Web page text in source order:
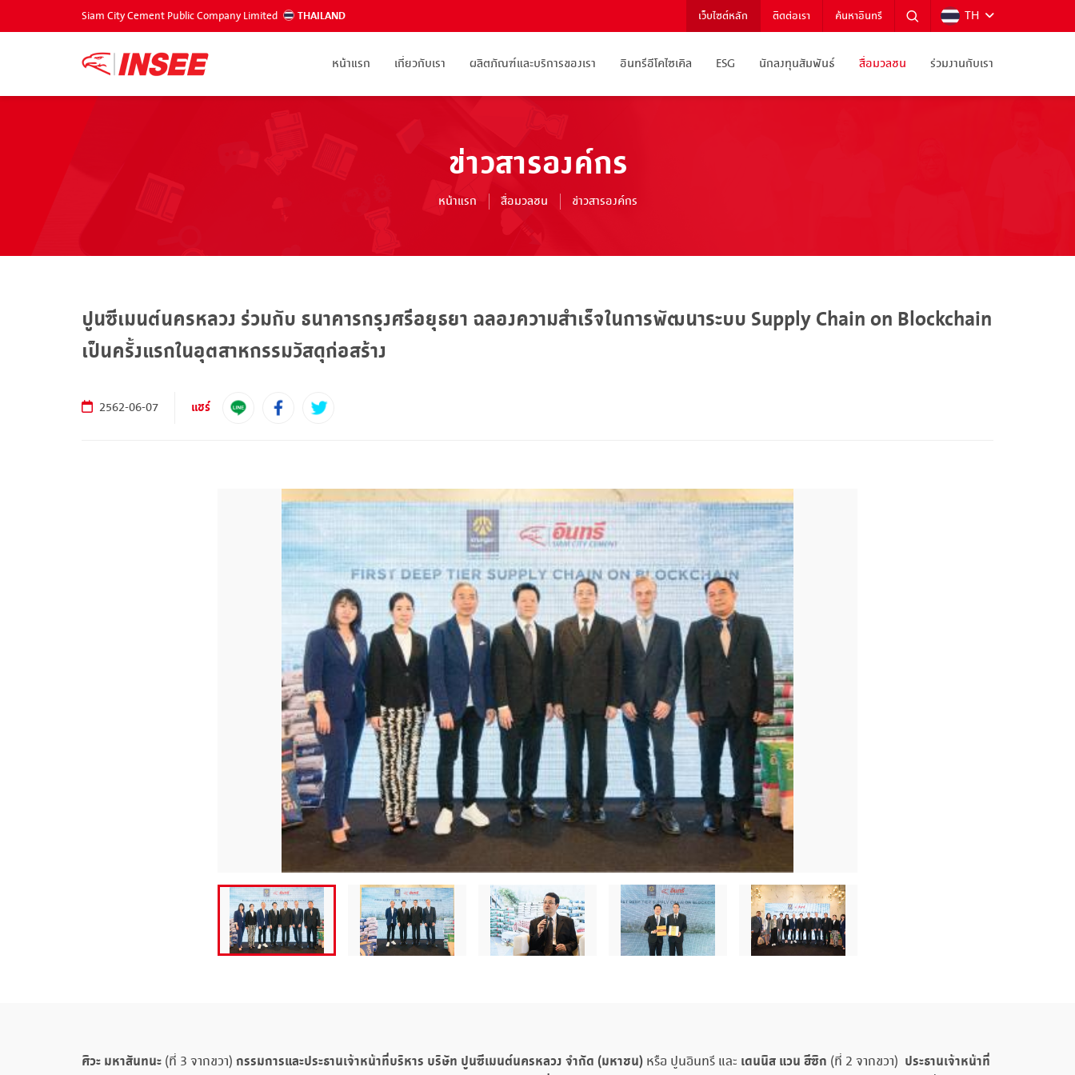
Siam City Cement Public Company Limited THAILAND เว็บไซต์หลัก ติดต่อเรา ค้นหาอินทรี TH
หน้าแรก เกี่ยวกับเรา ผลิตภัณฑ์และบริการของเรา อินทรีอีโคไซเคิล ESG นักลงทุนสัมพันธ์ สื่อมวลชน ร่วมงานกับเรา
ข่าวสารองค์กร
หน้าแรก สื่อมวลชน ข่าวสารองค์กร
ปูนซีเมนต์นครหลวง ร่วมกับ ธนาคารกรุงศรีอยุธยา ฉลองความสำเร็จในการพัฒนาระบบ Supply Chain on Blockchain
เป็นครั้งแรกในอุตสาหกรรมวัสดุก่อสร้าง
2562-06-07 แชร์
ศิวะ มหาสันทนะ (ที่ 3 จากขวา) กรรมการและประธานเจ้าหน้าที่บริหาร บริษัท ปูนซีเมนต์นครหลวง จำกัด (มหาชน) หรือ ปูนอินทรี และ เดนนิส แวน ฮีซิก (ที่ 2 จากขวา) ประธานเจ้าหน้าที่